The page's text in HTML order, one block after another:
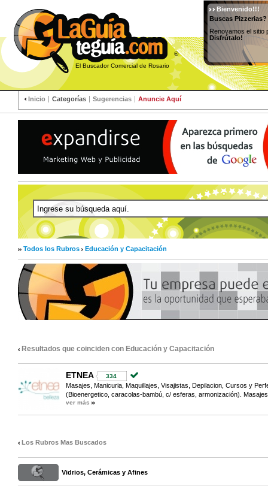
®
El Buscador Comercial de Rosario
Bienvenido!!!
Buscas
Renovamos el sitio
Disfrútalo!
Inicio Categorías Sugerencias Anuncie Aquí
Todos los Rubros Educación y Capacitación
Resultados que coinciden con Educación y Capacitación
ETNEA 334
Masajes, Manicuria, Maquillajes, Visajistas, Depilacion, Cursos y
(Bioenergetico, caracolas-bambú, c/ esferas, armonización).
ver más
Los Rubros Mas Buscados
Vidrios, Cerámicas y Afines